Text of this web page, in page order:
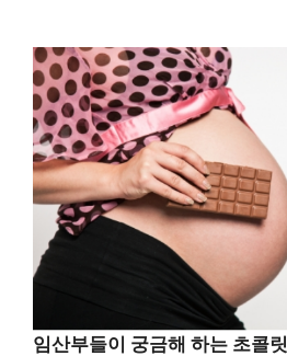
임산부들이 궁금해 하는 초콜